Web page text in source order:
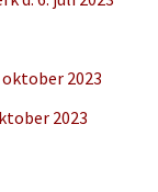
2023
2023